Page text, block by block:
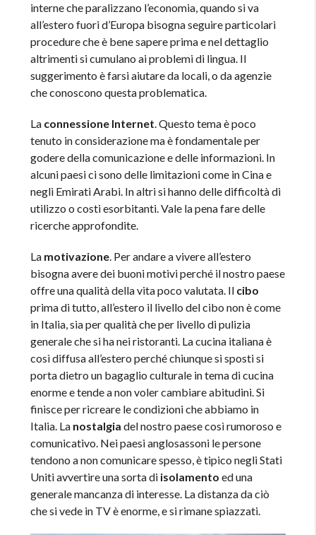
interne che paralizzano l’economia, quando si va
all’estero fuori d’Europa bisogna seguire particolari
procedure che è bene sapere prima e nel dettaglio
altrimenti si cumulano ai problemi di lingua. Il
suggerimento è farsi aiutare da locali, o da agenzie
che conoscono questa problematica.
La connessione Internet. Questo tema è poco
tenuto in considerazione ma è fondamentale per
godere della comunicazione e delle informazioni. In
alcuni paesi ci sono delle limitazioni come in Cina e
negli Emirati Arabi. In altri si hanno delle difficoltà di
utilizzo o costi esorbitanti. Vale la pena fare delle
ricerche approfondite.
La motivazione. Per andare a vivere all’estero
bisogna avere dei buoni motivi perché il nostro paese
offre una qualità della vita poco valutata. Il cibo
prima di tutto, all’estero il livello del cibo non è come
in Italia, sia per qualità che per livello di pulizia
generale che si ha nei ristoranti. La cucina italiana è
così diffusa all’estero perché chiunque si sposti si
porta dietro un bagaglio culturale in tema di cucina
enorme e tende a non voler cambiare abitudini. Si
finisce per ricreare le condizioni che abbiamo in
Italia. La nostalgia del nostro paese così rumoroso e
comunicativo. Nei paesi anglosassoni le persone
tendono a non comunicare spesso, è tipico negli Stati
Uniti avvertire una sorta di isolamento ed una
generale mancanza di interesse. La distanza da ciò
che si vede in TV è enorme, e si rimane spiazzati.